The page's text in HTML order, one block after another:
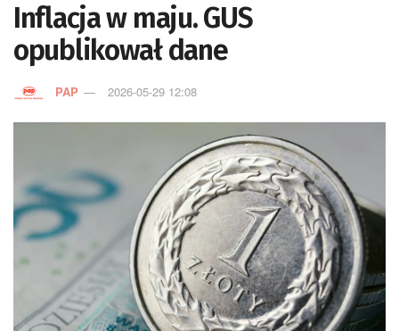
Inflacja w maju. GUS
opublikował dane
PAP 2026-05-29 12:08